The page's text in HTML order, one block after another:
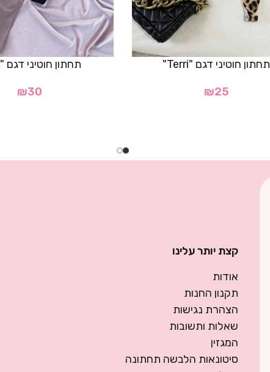
תחתון חוטיני דגם "Terri"
₪25
תחתון חוטיני דגם "Niki"
₪30
קצת יותר עלינו
אודות
תקנון החנות
הצהרת נגישות
שאלות ותשובות
המגזין
סיטונאות הלבשה תחתונה